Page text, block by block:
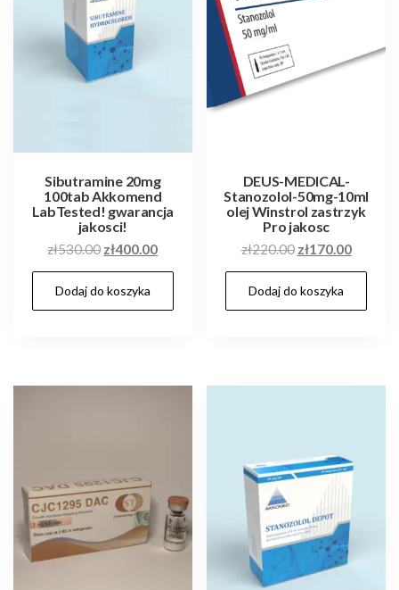
Sibutramine 20mg
100tab Akkomend
LabTested! gwarancja
jakosci!
zł530.00 Pierwotna
cena
wynosiła:
zł530.00.
zł400.00Aktualna
cena
zł400.00.
Dodaj do koszyka
DEUS-MEDICAL-
Stanozolol-50mg-10ml
olej Winstrol zastrzyk
Pro jakosc
zł220.00 Pierwotna
cena
wynosiła:
zł220.00.
zł170.00
cena
Dodaj do koszyka